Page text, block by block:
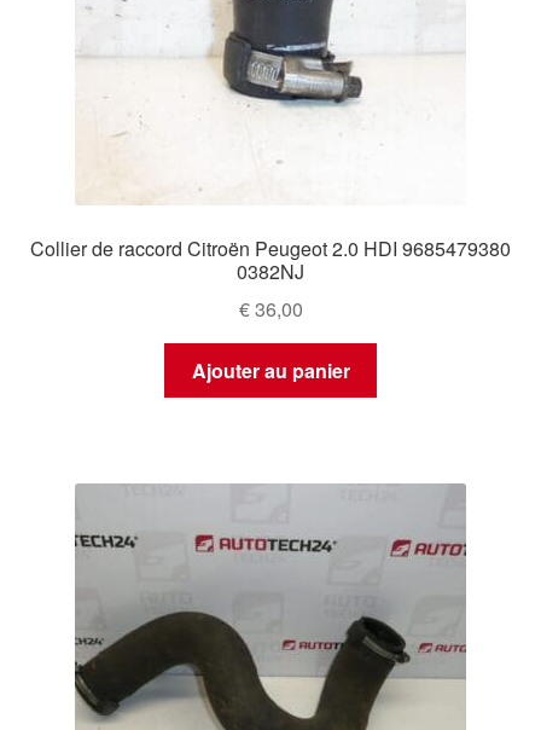
Collier de raccord Citroën Peugeot 2.0 HDI 9685479380
0382NJ
€36,00
Ajouter au panier